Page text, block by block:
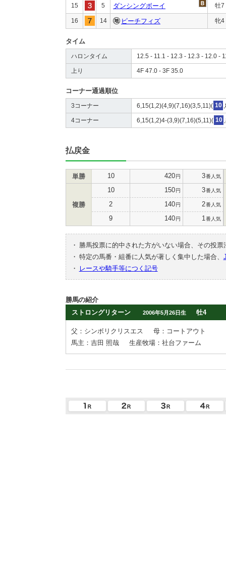
15 5 ダンシングボーイ 牡7
16 14 ピーチフィズ 牝4
タイム
ハロンタイム 12.5 - 11.1 - 12.3 - 12.3 - 12.0 -
上り 4F 47.0 - 3F 35.0
コーナー通過順位
3コーナー 6,15(1,2)(4,9)(7,16)(3,5,11)( 10
4コーナー 6,15(1,2)4-(3,9)(7,16)(5,11)( 10
払戻金
単勝 10 420円 3番人気
複勝
10 150円 3番人気
2 140円 2番人気
9 140円 1 番人気
・
勝馬投票に的中された方がいない場合、その投
・ 特定の馬番・組番に人気が著しく集中した場合、
・
レースや騎手等につく記号
勝馬の紹介
ストロングリターン
2006年5月26日生 牡4
父：シンボリクリスエス
母：コートアウト
馬主：吉田 照哉
生産牧場：社台ファーム